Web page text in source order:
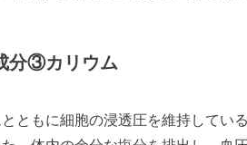
分③カリウム
ともに細胞の浸透圧を維持してい